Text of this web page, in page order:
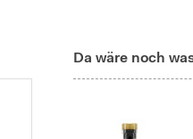
Da wäre noch